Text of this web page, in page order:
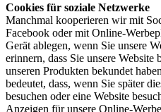
Cookies für soziale Netzwerke
Manchmal kooperieren wir mit
Facebook oder mit Online-
Gerät ablegen, wenn Sie unsere
erinnern, dass Sie unsere Website
unseren Produkten bekundet
bedeutet, dass, wenn Sie später
besuchen oder eine Website
Anzeigen für unsere Online-